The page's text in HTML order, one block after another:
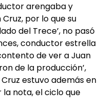
arengaba y
por lo que su
del Trece’, no pasó
conductor estrella
de ver a Juan
de la producción’,
estuvo además en
nota, el ciclo que